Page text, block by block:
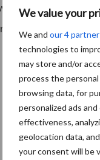
We value your
We and our 4
technologies to
may store and/or
process the personal
browsing data, for
personalized ads
effectiveness,
geolocation data,
your consent will be
voor jouw kan
kunt